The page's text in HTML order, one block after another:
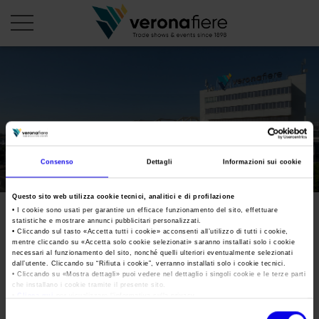
Consenso Dettagli Informazioni sui cookie
Questo sito web utilizza cookie tecnici, analitici e di profilazione
• I cookie sono usati per garantire un efficace funzionamento del sito, effettuare
statistiche e mostrare annunci pubblicitari personalizzati.
• Cliccando sul tasto «Accetta tutti i cookie» acconsenti all’utilizzo di tutti i cookie,
mentre cliccando su «Accetta solo cookie selezionati» saranno installati solo i cookie
necessari al funzionamento del sito, nonché quelli ulteriori eventualmente selezionati
dall’utente. Cliccando su “ Rifiuta i cookie”, verranno installati solo i cookie tecnici.
• Cliccando su «Mostra dettagli» puoi vedere nel dettaglio i singoli cookie e le terze parti
che installano i cookie tramite il presente sito.
it
PROFILO AZIENDALE
Consiglio di Amministrazione
Collegio Sindacale
Struttura organizzativa
Gruppo Veronafiere
Network internazionale
Calendario Italia 2026
Calendario Estero 2026
Calendario Italia 2027 – Primo semestre
Calendario Estero 2027 – Primo semestre
I nostri prodotti in Italia
ORGANIZZA DA NOI
Organizza una Fiera
Mappa e Servizi in quartiere
Una fiera, la sua città. Perché Verona
AREA STAMPA
Cartella stampa
Comunicati Stampa
Home
Info e servizi